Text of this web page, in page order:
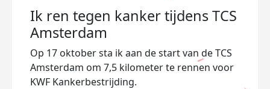
Ik ren tegen kanker tijdens TCS
Amsterdam
Op 17 oktober sta ik aan de start van de TCS
Amsterdam om 7,5 kilometer te rennen voor
KWF Kankerbestrijding.